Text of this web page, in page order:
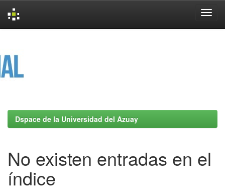
Dspace de la Universidad del Azuay
No existen entradas en el
índice